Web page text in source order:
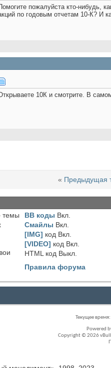
пожалуйста кто-нибудь,
по годовым отчетам 10-К? И
10К и смотрите. В
« Предыдущая
темы
BB коды Вкл.
Смайлы Вкл.
[IMG] код Вкл.
[VIDEO] код Вкл.
HTML код Выкл.
Правила форума
Текущее время:
Powered
Copyright © 2026